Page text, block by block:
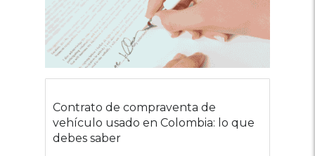
Contrato de compraventa de
vehículo usado en Colombia: lo que
debes saber